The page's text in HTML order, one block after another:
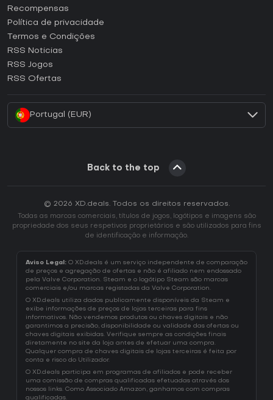
Como ativar uma CD Key Steam?
Como ativar uma CD Key Epic Games?
Como ativar uma CD Key GOG?
Como ativar uma CD Key Ubisoft Connect?
Recompensas
Política de privacidade
Termos e Condições
RSS Noticias
RSS Jogos
RSS Ofertas
Portugal (EUR)
Back to the top
© 2026 XD.deals. Todos os direitos reservados.
Todas as marcas comerciais, títulos de jogos, logótipos e imagens são
propriedade dos seus respetivos proprietários e são utilizados para fins
de identificação e informação.
Aviso Legal: O XD.deals é um serviço independente de comparação
de preços e agregação de ofertas e não é afiliado nem endossado
pela Valve Corporation. Steam e o logótipo Steam são marcas
comerciais e/ou marcas registadas da Valve Corporation.
O XD.deals utiliza dados publicamente disponíveis da Steam e
exibe informações de preços de lojas terceiras para fins
informativos. Não vendemos produtos ou chaves digitais e não
garantimos a precisão, disponibilidade ou validade das ofertas ou
chaves digitais exibidas. Verifique sempre as condições finais
diretamente no site da loja antes de efetuar uma compra.
Qualquer compra de chaves digitais de lojas terceiras é feita por
conta e risco do Utilizador.
O XD.deals participa em programas de afiliados e pode receber
uma comissão de compras qualificadas efetuadas através dos
nossos links. Como Associado Amazon, ganhamos com compras
qualificadas.